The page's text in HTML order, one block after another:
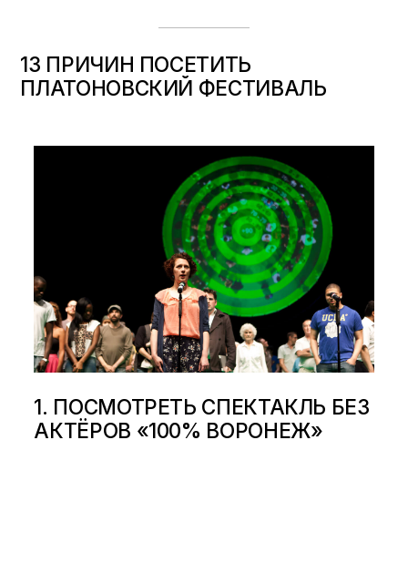
13 ПРИЧИН ПОСЕТИТЬ
ПЛАТОНОВСКИЙ ФЕСТИВАЛЬ
1. ПОСМОТРЕТЬ СПЕКТАКЛЬ БЕЗ
АКТЁРОВ «100% ВОРОНЕЖ»